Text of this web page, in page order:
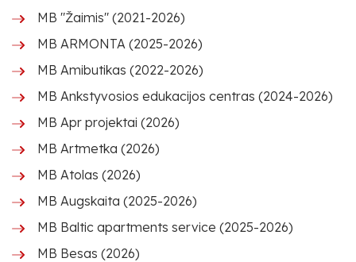
MB "Žaimis" (2021-2026)
MB ARMONTA (2025-2026)
MB Amibutikas (2022-2026)
MB Ankstyvosios edukacijos centras (2024-2026)
MB Apr projektai (2026)
MB Artmetka (2026)
MB Atolas (2026)
MB Augskaita (2025-2026)
MB Baltic apartments service (2025-2026)
MB Besas (2026)